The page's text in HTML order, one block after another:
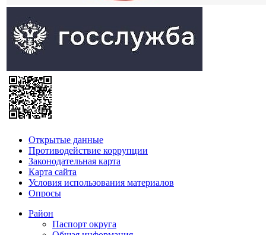
Открытые данные
Противодействие коррупции
Законодательная карта
Карта сайта
Условия использования материалов
Опросы
Район
Паспорт округа